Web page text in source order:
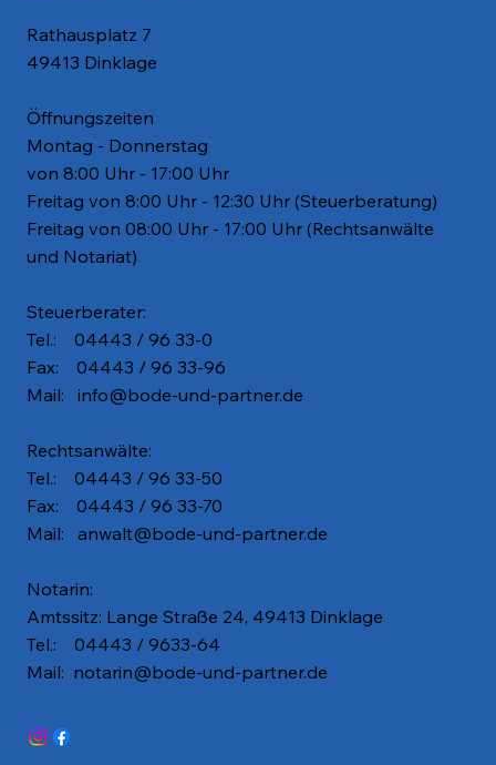
Rathausplatz 7
49413 Dinklage
Öffnungszeiten
Montag - Donnerstag
von 8:00 Uhr - 17:00 Uhr
Freitag von 8:00 Uhr - 12:30 Uhr (Steuerberatung)
Freitag von 08:00 Uhr - 17:00 Uhr (Rechtsanwälte
und Notariat)
Steuerberater:
Tel.: 04443 / 96 33-0
Fax: 04443 / 96 33-96
Mail: info@bode-und-partner.de
Rechtsanwälte:
Tel.: 04443 / 96 33-50
Fax: 04443 / 96 33-70
Mail: anwalt@bode-und-partner.de
Notarin:
Amtssitz: Lange Straße 24, 49413 Dinklage
Tel.: 04443 / 9633-64
Mail: notarin@bode-und-partner.de